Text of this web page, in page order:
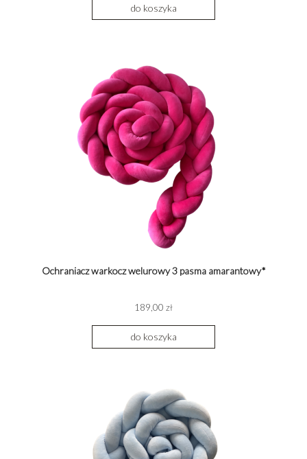
do koszyka
Ochraniacz warkocz welurowy 3 pasma amarantowy*
189,00 zł
do koszyka